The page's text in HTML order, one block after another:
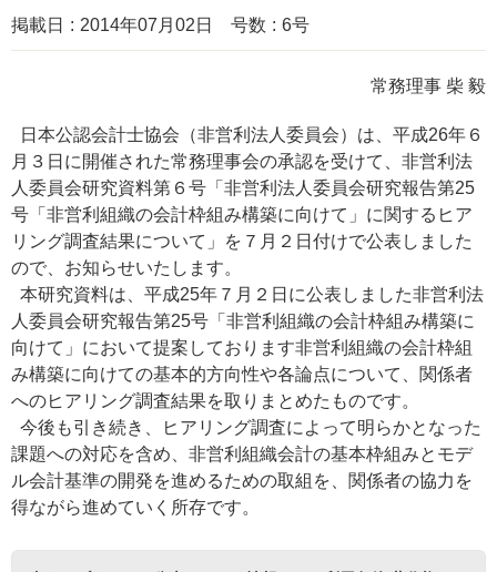
掲載日 2014年07月02日 号数 6号
常務理事 柴 毅
日本公認会計士協会（非営利法人委員会）は、平成26年６
月３日に開催された常務理事会の承認を受けて、非営利法
人委員会研究資料第６号「非営利法人委員会研究報告第25
号「非営利組織の会計枠組み構築に向けて」に関するヒア
リング調査結果について」を７月２日付けで公表しました
ので、お知らせいたします。
本研究資料は、平成25年７月２日に公表しました非営利法
人委員会研究報告第25号「非営利組織の会計枠組み構築に
向けて」において提案しております非営利組織の会計枠組
み構築に向けての基本的方向性や各論点について、関係者
へのヒアリング調査結果を取りまとめたものです。
今後も引き続き、ヒアリング調査によって明らかとなった
課題への対応を含め、非営利組織会計の基本枠組みとモデ
ル会計基準の開発を進めるための取組を、関係者の協力を
得ながら進めていく所存です。